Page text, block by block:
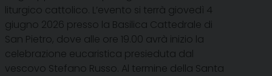
liturgico cattolico. L’evento si terrà giovedì 4
giugno 2026 presso la Basilica Cattedrale di
San Pietro, dove alle ore 19.00 avrà inizio la
celebrazione eucaristica presieduta dal
vescovo Stefano Russo. Al termine della Santa